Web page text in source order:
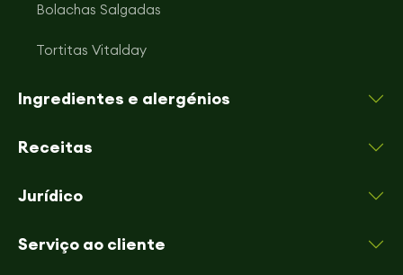
Bolachas Salgadas
Tortitas Vitalday
Ingredientes e alergénios
Receitas
Jurídico
Serviço ao cliente